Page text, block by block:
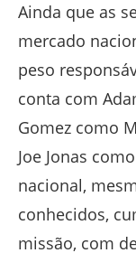
Ainda que as
mercado
peso
conta com
Gomez como
Joe Jonas
nacional,
conhecidos,
missão, com